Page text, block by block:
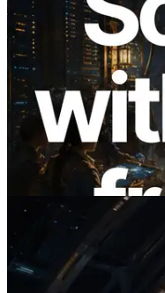
2026.08.05
ERPC étend
avec la mesure
du monde —
Information est